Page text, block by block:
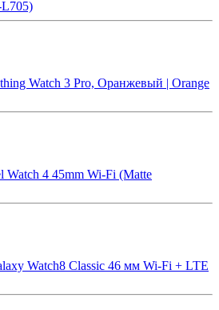
L705)
Watch 3 Pro, Оранжевый | Orange
4 45mm Wi-Fi (Matte
Watch8 Classic 46 мм Wi-Fi + LTE